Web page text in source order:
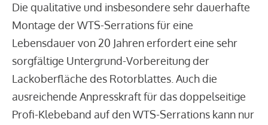
Die qualitative und insbesondere sehr dauerhafte
Montage der WTS-Serrations für eine
Lebensdauer von 20 Jahren erfordert eine sehr
sorgfältige Untergrund-Vorbereitung der
Lackoberfläche des Rotorblattes. Auch die
ausreichende Anpresskraft für das doppelseitige
Profi-Klebeband auf den WTS-Serrations kann nur